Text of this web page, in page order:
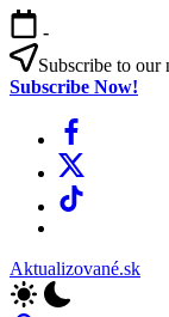
Skip
to
content
-
Subscribe to our
Subscribe Now!
Facebook
X
TikTok
Aktualizované.sk